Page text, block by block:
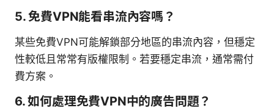
5. 免費VPN能看串流內容嗎？
某些免費VPN可能解鎖部分地區的串流內容，但穩定
性較低且常常有版權限制。若要穩定串流，通常需付
費方案。
6. 如何處理免費VPN中的廣告問題？